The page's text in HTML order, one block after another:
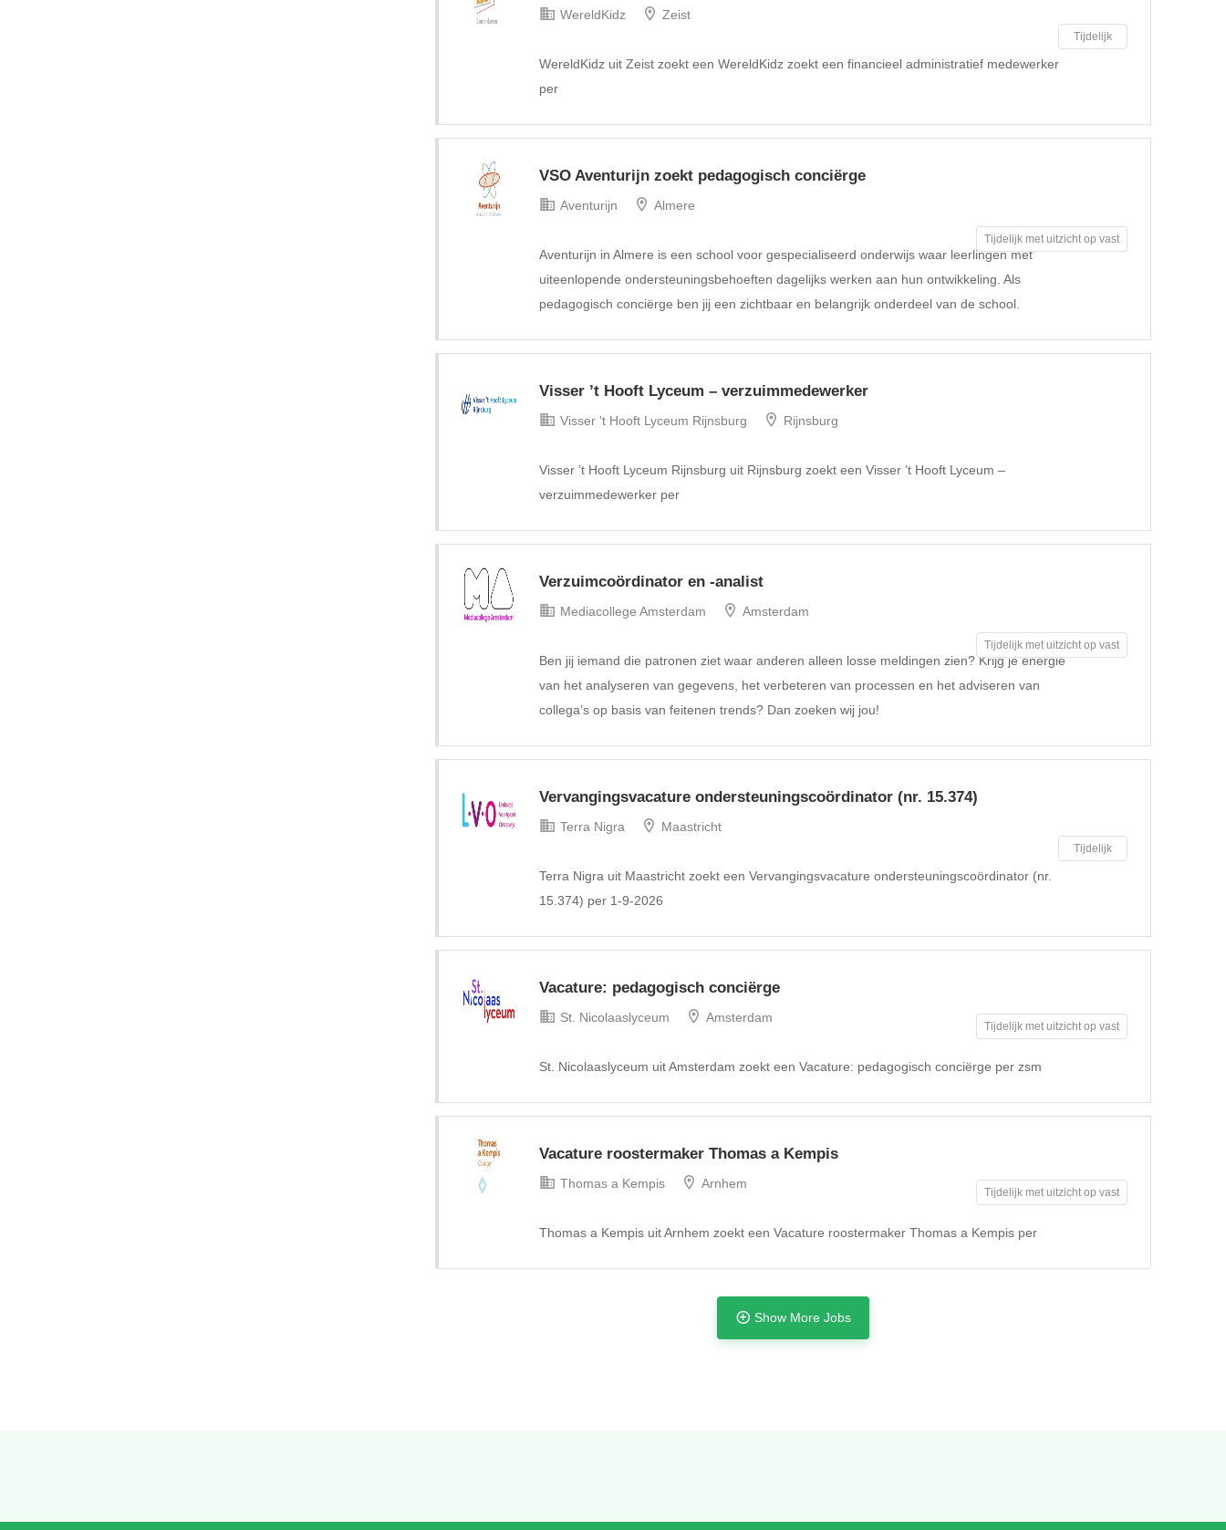
Tijdelijk
WereldKidz Zeist
WereldKidz uit Zeist zoekt een WereldKidz zoekt een financieel administratief medewerker
per
VSO Aventurijn zoekt pedagogisch conciërge
Tijdelijk met uitzicht op vast
Aventurijn Almere
Aventurijn in Almere is een school voor gespecialiseerd onderwijs waar leerlingen met
uiteenlopende ondersteuningsbehoeften dagelijks werken aan hun ontwikkeling. Als
pedagogisch conciërge ben jij een zichtbaar en belangrijk onderdeel van de school.
Visser ’t Hooft Lyceum – verzuimmedewerker
Visser 't Hooft Lyceum Rijnsburg Rijnsburg
Visser ’t Hooft Lyceum Rijnsburg uit Rijnsburg zoekt een Visser ’t Hooft Lyceum –
verzuimmedewerker per
Verzuimcoördinator en -analist
Tijdelijk met uitzicht op vast
Mediacollege Amsterdam Amsterdam
Ben jij iemand die patronen ziet waar anderen alleen losse meldingen zien? Krijg je energie
van het analyseren van gegevens, het verbeteren van processen en het adviseren van
collega’s op basis van feitenen trends? Dan zoeken wij jou!
Vervangingsvacature ondersteuningscoördinator (nr. 15.374)
Tijdelijk
Terra Nigra Maastricht
Terra Nigra uit Maastricht zoekt een Vervangingsvacature ondersteuningscoördinator (nr.
15.374) per 1-9-2026
Vacature: pedagogisch conciërge
Tijdelijk met uitzicht op vast
St. Nicolaaslyceum Amsterdam
St. Nicolaaslyceum uit Amsterdam zoekt een Vacature: pedagogisch conciërge per zsm
Vacature roostermaker Thomas a Kempis
Tijdelijk met uitzicht op vast
Thomas a Kempis Arnhem
Thomas a Kempis uit Arnhem zoekt een Vacature roostermaker Thomas a Kempis per
Show More Jobs